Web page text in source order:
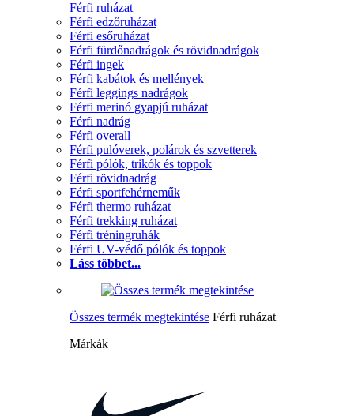
Férfi ruházat
Férfi edzőruházat
Férfi esőruházat
Férfi fürdőnadrágok és rövidnadrágok
Férfi ingek
Férfi kabátok és mellények
Férfi leggings nadrágok
Férfi merinó gyapjú ruházat
Férfi nadrág
Férfi overall
Férfi pulóverek, polárok és szvetterek
Férfi pólók, trikók és toppok
Férfi rövidnadrág
Férfi sportfehérneműk
Férfi thermo ruházat
Férfi trekking ruházat
Férfi tréningruhák
Férfi UV-védő pólók és toppok
Láss többet...
Összes termék megtekintése Férfi ruházat
Márkák